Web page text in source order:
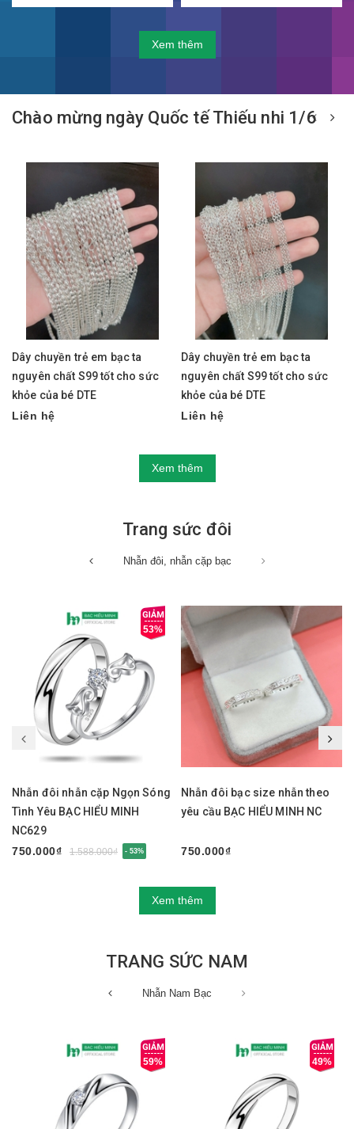
Xem thêm
Chào mừng ngày Quốc tế Thiếu nhi 1/6
Dây chuyền trẻ em bạc ta
nguyên chất S99 tốt cho sức
khỏe của bé DTE
Liên hệ
Dây chuyền trẻ em bạc ta
nguyên chất S99 tốt cho sức
khỏe của bé DTE
Liên hệ
Xem thêm
Trang sức đôi
Nhẫn đôi, nhẫn cặp bạc
53%
Nhẫn đôi nhẫn cặp Ngọn Sóng
Tình Yêu BẠC HIỂU MINH
NC629
750.000₫
1.588.000₫ - 53%
Nhẫn đôi bạc size nhẫn theo
yêu cầu BẠC HIỂU MINH NC
750.000₫
Xem thêm
TRANG SỨC NAM
Nhẫn Nam Bạc
59% 49%